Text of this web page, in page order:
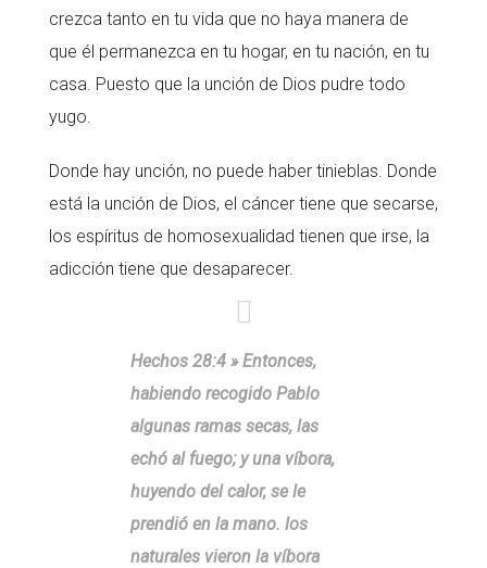
crezca tanto en tu vida que no haya manera de
que él permanezca en tu hogar, en tu nación, en tu
casa. Puesto que la unción de Dios pudre todo
yugo.
Donde hay unción, no puede haber tinieblas. Donde
está la unción de Dios, el cáncer tiene que secarse,
los espíritus de homosexualidad tienen que irse, la
adicción tiene que desaparecer.
Hechos 28:4 » Entonces,
habiendo recogido Pablo
algunas ramas secas, las
echó al fuego; y una víbora,
huyendo del calor, se le
prendió en la mano. los
naturales vieron la víbora